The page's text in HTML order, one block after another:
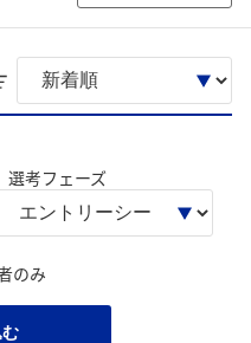
選考フェーズ
のみ